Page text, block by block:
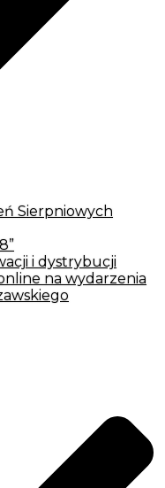
Sierpniowych
i dystrybucji
na wydarzenia